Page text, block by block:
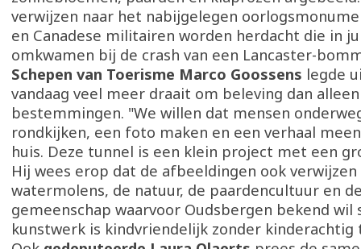
verwijzen naar het nabijgelegen
en Canadese militairen worden herdacht die in
omkwamen bij de crash van een Lancaster-
Schepen van Toerisme Marco Goossens legde
vandaag veel meer draait om beleving dan alleen
bestemmingen. "We willen dat mensen
rondkijken, een foto maken en een verhaal
huis. Deze tunnel is een klein project met een
Hij wees erop dat de afbeeldingen ook verwijzen
watermolens, de natuur, de paardencultuur en
gemeenschap waarvoor Oudsbergen bekend wil
kunstwerk is kindvriendelijk zonder kinderachtig